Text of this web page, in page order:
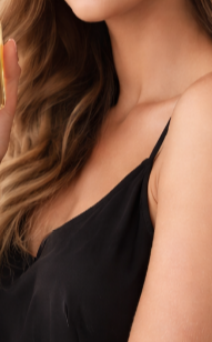
Barbeiro Perfumes
produtos nesta